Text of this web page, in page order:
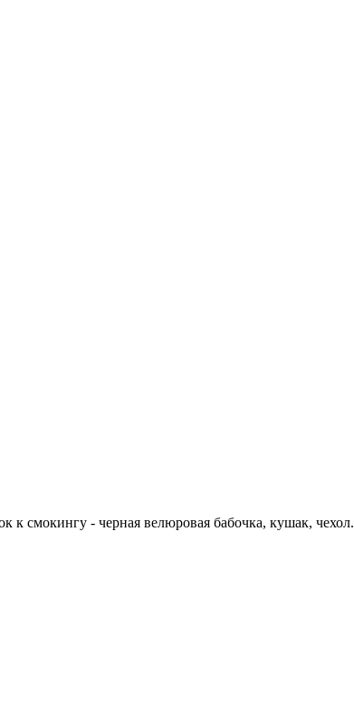
к смокингу - черная велюровая бабочка, кушак, чехол.